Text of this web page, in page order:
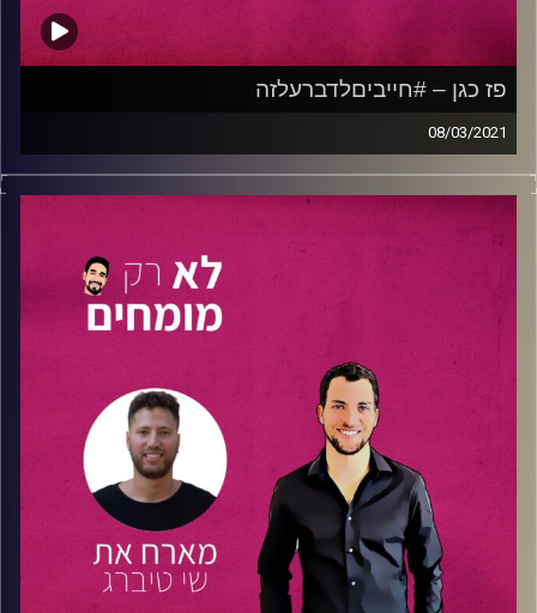
פז כגן – #חייביםלדברעלזה
08/03/2021
את חגיגות חצי היובל שלנו ערכנו בפרק מיוחד אשר שודר
בלייב מקול האוניברסיטה בתאריך 04.03.21.
הפעם אירחנו את
, לא רק סטודנט למדעים להייטק
אוניברסיטת תל-אביב,פז הוא יוטיובר
#חייביםלדברעל_זה!
קיבל מעל ל60
אלף צפיות בשנה אחת.
פז מספר על הדרך להקמת ערוץ מצליח, על הדרכים המגוונות
דרכן אפשר להיכנס לעבודה בהיי טק גם בלי להיות מתכנתים,
על הגשמת חלומות ועוד.
חולמים על עבודה בהיי טק אבל כתיבת קוד לא מדברת אליכם,
חשבתם פעם להקים ערוץ יוטיוב או כל עמוד סושיאל אחר?
הפרק הזה הוא בשבילכם!